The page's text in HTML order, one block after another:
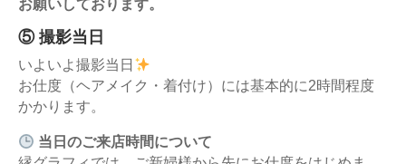
お願いしております。
⑤ 撮影当日
いよいよ撮影当日
お仕度（ヘアメイク・着付け）には基本的に2時間程度
かかります。
当日のご来店時間について